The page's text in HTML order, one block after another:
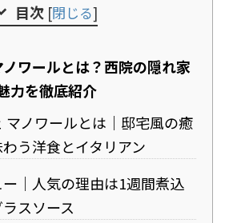
目次 [閉じる]
ワールとは？西院の隠れ家
力を徹底紹介
マノワールとは｜邸宅風の癒
う洋食とイタリアン
ー｜人気の理由は1週間煮込
スソース